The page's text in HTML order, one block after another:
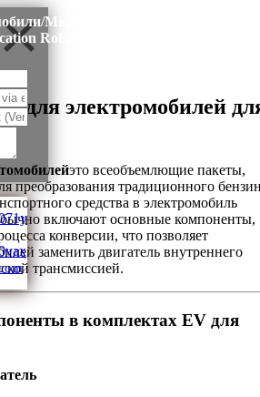
Mini Vans
Roliding
для электромобилей
это всеобъемлющие пакеты,
преобразования традиционного
средства в электромобиль
включают основные компоненты,
конверсии, что позволяет
заменить двигатель внутреннего
трансмиссией.
в комплектах EV для